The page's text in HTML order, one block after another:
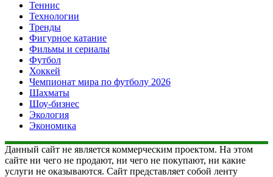
Теннис
Технологии
Тренды
Фигурное катание
Фильмы и сериалы
Футбол
Хоккей
Чемпионат мира по футболу 2026
Шахматы
Шоу-бизнес
Экология
Экономика
Данный сайт не является коммерческим проектом. На этом
сайте ни чего не продают, ни чего не покупают, ни какие
услуги не оказываются. Сайт представляет собой ленту